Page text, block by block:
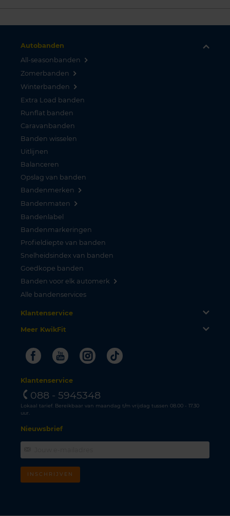
Autobanden
All-seasonbanden
Zomerbanden
Winterbanden
Extra Load banden
Runflat banden
Caravanbanden
Banden wisselen
Uitlijnen
Balanceren
Opslag van banden
Bandenmerken
Bandenmaten
Bandenlabel
Bandenmarkeringen
Profieldiepte van banden
Snelheidsindex van banden
Goedkope banden
Banden voor elk automerk
Alle bandenservices
Klantenservice
Meer KwikFit
FacebookYoutubeInstagram
Tiktok
Klantenservice
088 - 5945348
Lokaal tarief. Bereikbaar van maandag t/m vrijdag tussen 08.00 - 17.30
uur.
Nieuwsbrief
INSCHRIJVEN